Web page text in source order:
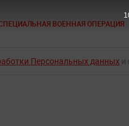
ВОЕННАЯ ОПЕРАЦИЯ
Персональных данных и